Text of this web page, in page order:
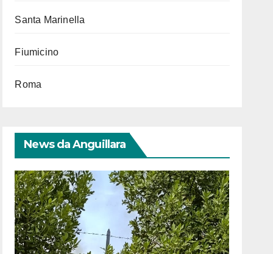
Santa Marinella
Fiumicino
Roma
News da Anguillara